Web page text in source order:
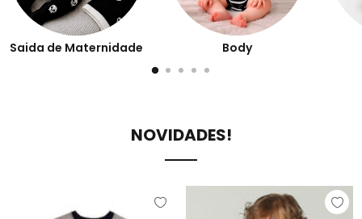
Saida de Maternidade Body
NOVIDADES!